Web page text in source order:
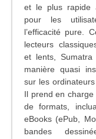
et le plus rapide
pour les
l’efficacité pure.
lecteurs
et lents, Sumatra
manière quasi
sur les
Il prend en
de formats,
eBooks (ePub,
bandes